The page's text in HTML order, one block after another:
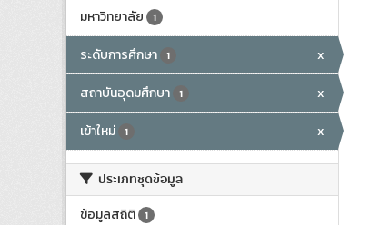
มหาวิทยาลัย
1
ระดับการศึกษา 1
x
สถาบันอุดมศึกษา
1
x
เข้าใหม่
1 x
ประเภทชุดข้อมูล
ข้อมูลสถิติ 1